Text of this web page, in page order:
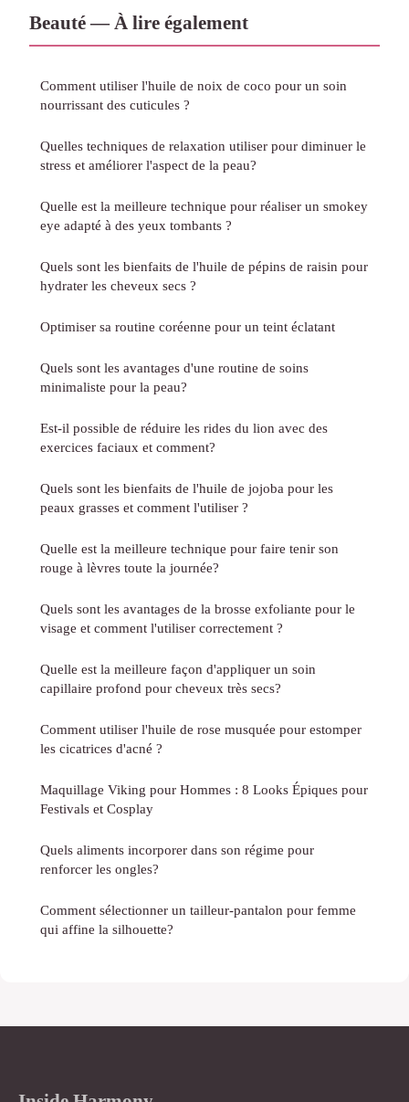
Beauté — À lire également
Comment utiliser l'huile de noix de coco pour un soin
nourrissant des cuticules ?
Quelles techniques de relaxation utiliser pour diminuer le
stress et améliorer l'aspect de la peau?
Quelle est la meilleure technique pour réaliser un smokey
eye adapté à des yeux tombants ?
Quels sont les bienfaits de l'huile de pépins de raisin pour
hydrater les cheveux secs ?
Optimiser sa routine coréenne pour un teint éclatant
Quels sont les avantages d'une routine de soins
minimaliste pour la peau?
Est-il possible de réduire les rides du lion avec des
exercices faciaux et comment?
Quels sont les bienfaits de l'huile de jojoba pour les
peaux grasses et comment l'utiliser ?
Quelle est la meilleure technique pour faire tenir son
rouge à lèvres toute la journée?
Quels sont les avantages de la brosse exfoliante pour le
visage et comment l'utiliser correctement ?
Quelle est la meilleure façon d'appliquer un soin
capillaire profond pour cheveux très secs?
Comment utiliser l'huile de rose musquée pour estomper
les cicatrices d'acné ?
Maquillage Viking pour Hommes : 8 Looks Épiques pour
Festivals et Cosplay
Quels aliments incorporer dans son régime pour
renforcer les ongles?
Comment sélectionner un tailleur-pantalon pour femme
qui affine la silhouette?